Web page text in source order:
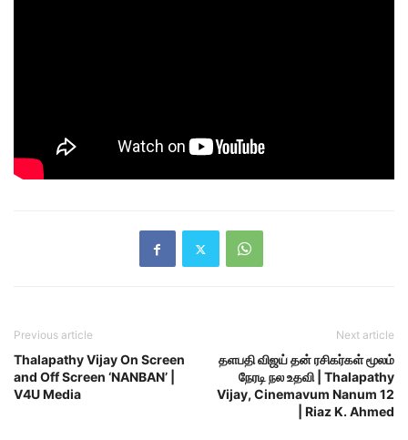
Previous article
Thalapathy Vijay On Screen
and Off Screen ‘NANBAN’ |
V4U Media
Next article
தளபதி விஜய் தன் ரசிகர்கள் மூலம்
நேரடி நல உதவி | Thalapathy
Vijay, Cinemavum Nanum 12
| Riaz K. Ahmed